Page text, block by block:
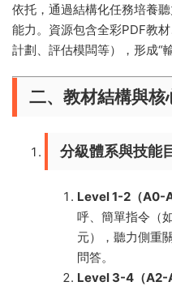
依托，通過結構化任務培養
能力。資源包含全彩PDF教
計劃、評估模闆等），形成“
二、教材結構與核
分級體系與技能
Level 1-2（A0-
呼、簡單指令（
元），聽力側重
問答。
Level 3-4（A2-